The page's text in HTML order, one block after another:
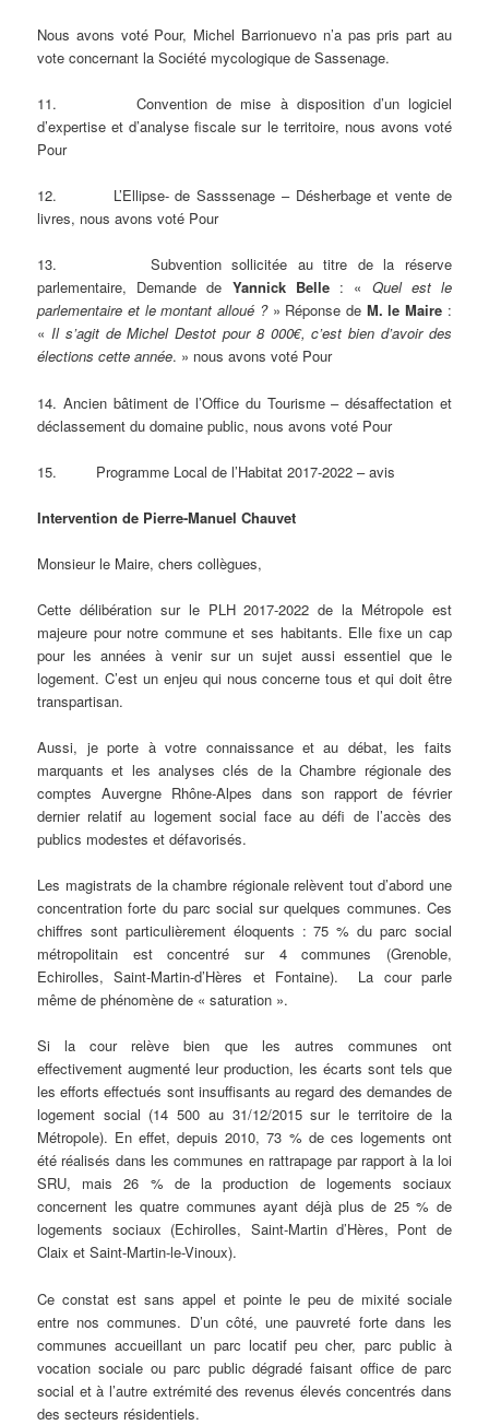
Nous avons voté Pour, Michel Barrionuevo n’a pas pris part au
vote concernant la Société mycologique de Sassenage.
11. Convention de mise à disposition d’un logiciel
d’expertise et d’analyse fiscale sur le territoire, nous avons voté
Pour
12. L’Ellipse- de Sasssenage – Désherbage et vente de
livres, nous avons voté Pour
13. Subvention sollicitée au titre de la réserve
parlementaire, Demande de Yannick Belle : « Quel est le
parlementaire et le montant alloué ?» Réponse de M. le Maire :
« Il s’agit de Michel Destot pour 8 000€, c’est bien d’avoir des
élections cette année. » nous avons voté Pour
14. Ancien bâtiment de l’Office du Tourisme – désaffectation et
déclassement du domaine public, nous avons voté Pour
15. Programme Local de l’Habitat 2017-2022 – avis
Intervention de Pierre-Manuel Chauvet
Monsieur le Maire, chers collègues,
Cette délibération sur le PLH 2017-2022 de la Métropole est
majeure pour notre commune et ses habitants. Elle fixe un cap
pour les années à venir sur un sujet aussi essentiel que le
logement. C’est un enjeu qui nous concerne tous et qui doit être
transpartisan.
Aussi, je porte à votre connaissance et au débat, les faits
marquants et les analyses clés de la Chambre régionale des
comptes Auvergne Rhône-Alpes dans son rapport de février
dernier relatif au logement social face au défi de l’accès des
publics modestes et défavorisés.
Les magistrats de la chambre régionale relèvent tout d’abord une
concentration forte du parc social sur quelques communes. Ces
chiffres sont particulièrement éloquents : 75 % du parc social
métropolitain est concentré sur 4 communes (Grenoble,
Echirolles, Saint-Martin-d’Hères et Fontaine). La cour parle
même de phénomène de « saturation ».
Si la cour relève bien que les autres communes ont
effectivement augmenté leur production, les écarts sont tels que
les efforts effectués sont insuffisants au regard des demandes de
logement social (14 500 au 31/12/2015 sur le territoire de la
Métropole). En effet, depuis 2010, 73 % de ces logements ont
été réalisés dans les communes en rattrapage par rapport à la loi
SRU, mais 26 % de la production de logements sociaux
concernent les quatre communes ayant déjà plus de 25 % de
logements sociaux (Echirolles, Saint-Martin d’Hères, Pont de
Claix et Saint-Martin-le-Vinoux).
Ce constat est sans appel et pointe le peu de mixité sociale
entre nos communes. D’un côté, une pauvreté forte dans les
communes accueillant un parc locatif peu cher, parc public à
vocation sociale ou parc public dégradé faisant office de parc
social et à l’autre extrémité des revenus élevés concentrés dans
des secteurs résidentiels.